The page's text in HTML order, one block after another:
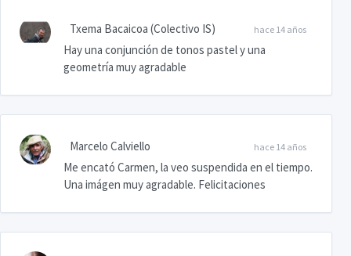
hace 14 años
Txema Bacaicoa (Colectivo IS)
Hay una conjunción de tonos pastel y una
geometría muy agradable
hace 14 años
Marcelo Calviello
Me encató Carmen, la veo suspendida en el tiempo.
Una imágen muy agradable. Felicitaciones